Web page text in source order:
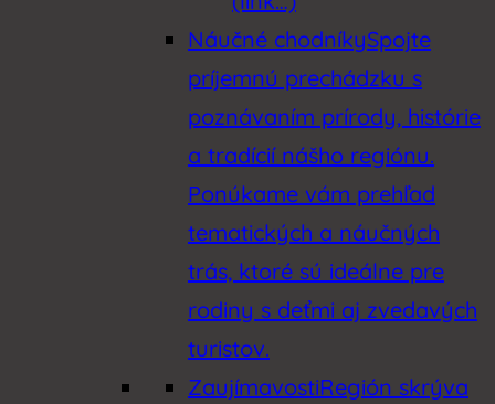
Náučné chodníkySpojte
príjemnú prechádzku s
poznávaním prírody, histórie
a tradícií nášho regiónu.
Ponúkame vám prehľad
tematických a náučných
trás, ktoré sú ideálne pre
rodiny s deťmi aj zvedavých
turistov.
ZaujímavostiRegión skrýva